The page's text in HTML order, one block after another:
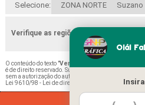
Selecione: ZONA NORTE Suzano
Verifique as regiões que atendemos
O conteúdo do texto "Venda de Ficha de Matrícula
é de direito reservado. Sua reprodução, parcial ou
sem a autorização do autor. Crime de violação de
Lei 9610/98 - Lei de direitos autorais
Olá!